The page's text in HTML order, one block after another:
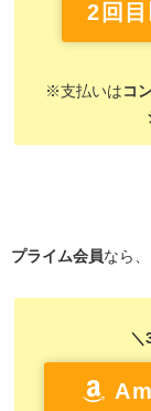
2回目
※支払いは コ
プライム会員なら
＼